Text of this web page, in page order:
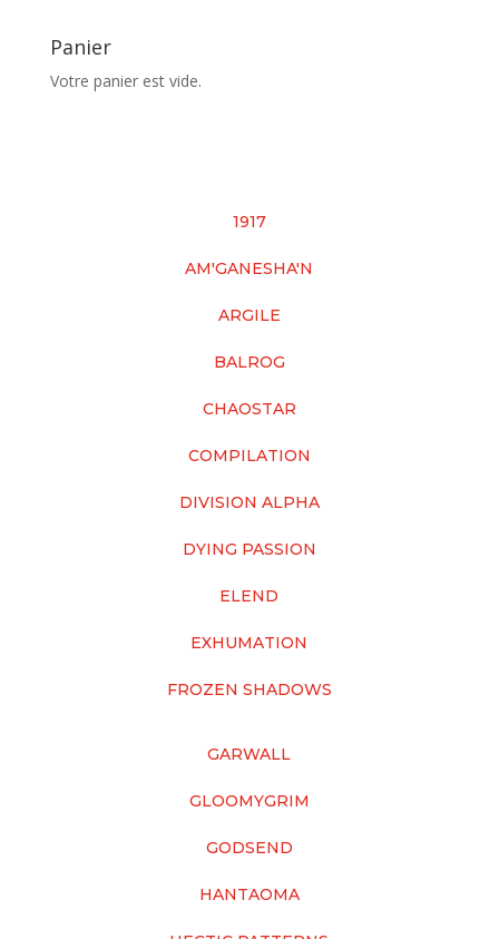
Panier
Votre panier est vide.
1917
AM'GANESHA'N
ARGILE
BALROG
CHAOSTAR
COMPILATION
DIVISION ALPHA
DYING PASSION
ELEND
EXHUMATION
FROZEN SHADOWS
GARWALL
GLOOMYGRIM
GODSEND
HANTAOMA